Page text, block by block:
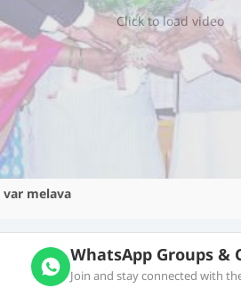
Click to load video
melava
WhatsApp Groups &
Join and stay connected with